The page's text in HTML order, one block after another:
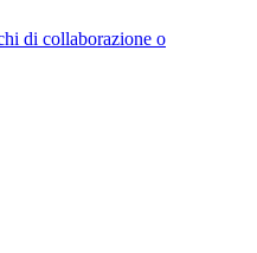
di collaborazione o